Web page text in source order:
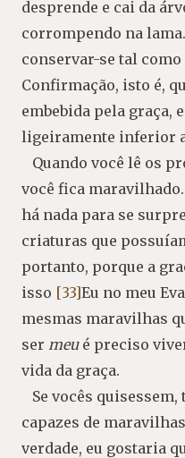
desprende e cai da
corrompendo na
conservar-se tal
Confirmação, isto é,
embebida pela graça,
ligeiramente inferior
Quando você lê os
você fica
há nada para se
criaturas que
portanto, porque a
isso [33]Eu no meu
mesmas maravilhas
ser meué preciso
vida da graça.
Se vocês
capazes de
verdade, eu gostaria